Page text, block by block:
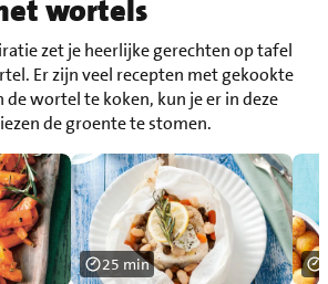
wortels
zet je heerlijke gerechten op tafel
Er zijn veel recepten met gekookte
wortel te koken, kun je er in deze
de groente te stomen.
25 min